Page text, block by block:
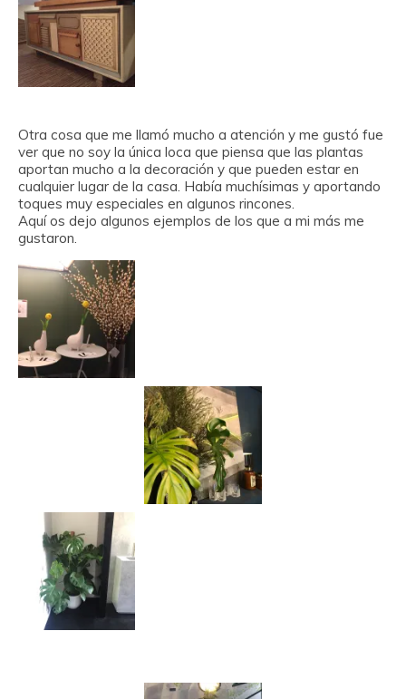
Otra cosa que me llamó mucho a atención y me gustó fue
ver que no soy la única loca que piensa que las plantas
aportan mucho a la decoración y que pueden estar en
cualquier lugar de la casa. Había muchísimas y aportando
toques muy especiales en algunos rincones.
Aquí os dejo algunos ejemplos de los que a mi más me
gustaron.